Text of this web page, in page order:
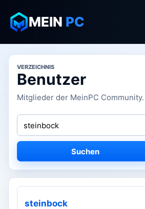
MEIN PC
VERZEICHNIS
Benutzer
Mitglieder der MeinPC Community.
Suchen
steinbock